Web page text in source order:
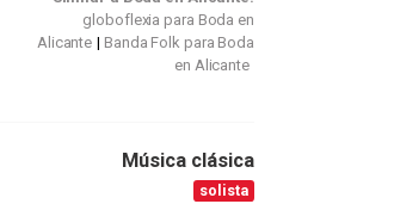
globoflexia para Boda en
Alicante
Banda Folk para Boda
en Alicante
Música clásica
solista